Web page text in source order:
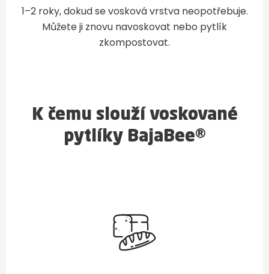
1–2 roky, dokud se vosková vrstva neopotřebuje.
Můžete ji znovu navoskovat nebo pytlík
zkompostovat.
K čemu slouží voskované
pytlíky BajaBee®